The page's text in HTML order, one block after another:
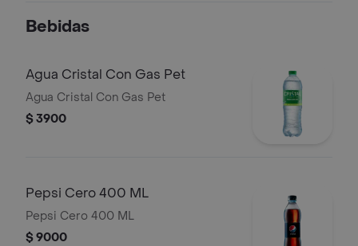
Bebidas
Agua Cristal Con Gas Pet
Agua Cristal Con Gas Pet
$ 3900
Pepsi Cero 400 ML
Pepsi Cero 400 ML
$ 9000